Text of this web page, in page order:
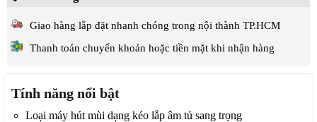
Giao hàng lắp đặt nhanh chóng trong nội thành TP.HCM
Thanh toán chuyển khoản hoặc tiền mặt khi nhận hàng
Tính năng nổi bật
Loại máy hút mùi dạng kéo lắp âm tủ sang trọng